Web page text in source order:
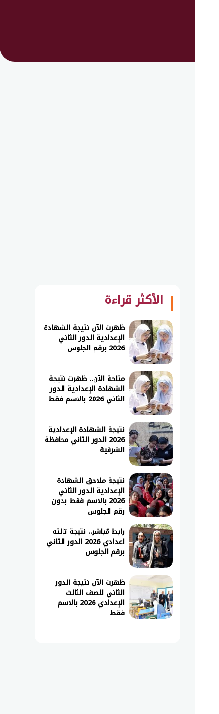
الأكثر قراءة
ظهرت الآن نتيجة الشهادة
الإعدادية الدور الثاني
2026 برقم الجلوس
متاحة الآن.. ظهرت نتيجة
الشهادة الإعدادية الدور
الثاني 2026 بالاسم فقط
نتيجة الشهادة الإعدادية
2026 الدور الثاني محافظة
الشرقية
نتيجة ملاحق الشهادة
الإعدادية الدور الثاني
2026 بالاسم فقط بدون
رقم الجلوس
رابط مُباشر.. نتيجة تالته
اعدادي 2026 الدور الثاني
برقم الجلوس
ظهرت الآن نتيجة الدور
الثاني للصف الثالث
الإعدادي 2026 بالاسم
فقط